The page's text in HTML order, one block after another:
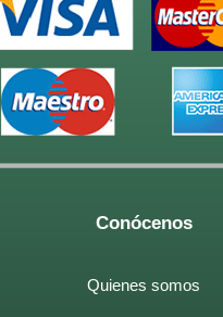
Conócenos
Quienes somos